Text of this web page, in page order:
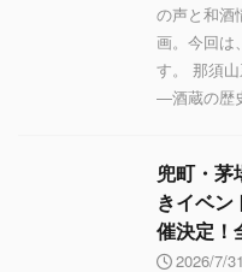
の声と和酒
画。今回は
す。 那須
―酒蔵の歴
兜町・茅
きイベン
催決定！
2026/7/31